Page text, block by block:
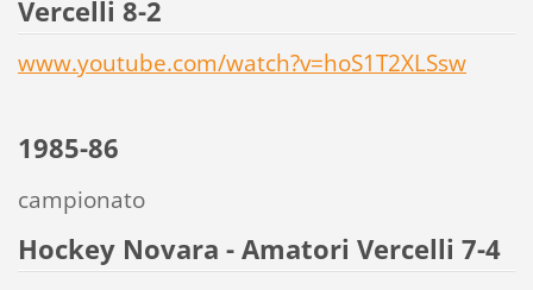
Vercelli 8-2
www.youtube.com/watch?v=hoS1T2XLSsw
1985-86
campionato
Hockey Novara - Amatori Vercelli 7-4